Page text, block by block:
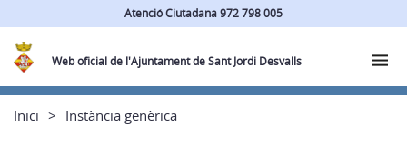
Atenció Ciutadana 972 798 005
Web oficial de l'Ajuntament de Sant Jordi Desvalls
Inici Instància genèrica